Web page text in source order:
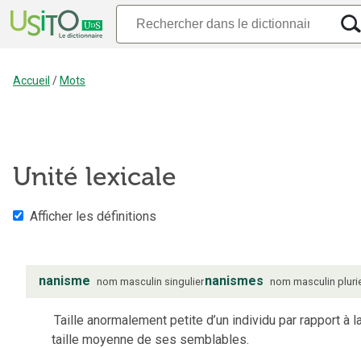
Accueil / Mots
Unité lexicale
Afficher les définitions
nanisme nom masculin singuliernanismes nom masculin
Taille anormalement petite d’un individu par rapport à
taille moyenne de ses semblables.